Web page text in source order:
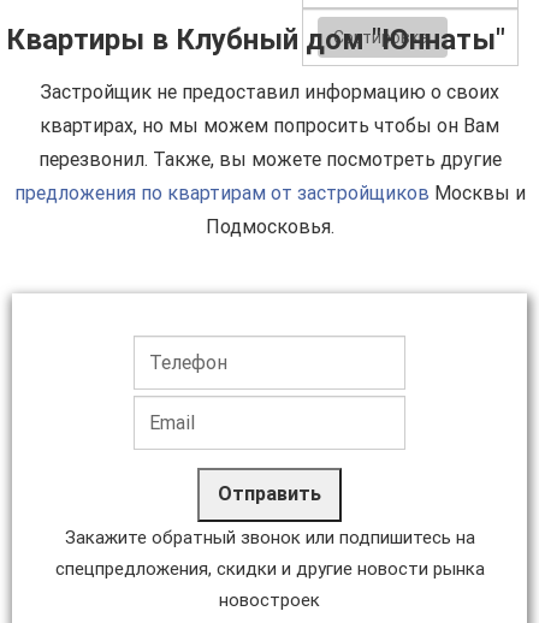
Сортировка
Квартиры в Клубный дом "Юннаты"
Застройщик не предоставил информацию о своих
квартирах, но мы можем попросить чтобы он Вам
перезвонил. Также, вы можете посмотреть другие
предложения по квартирам от застройщиков Москвы и
Подмосковья.
Отправить
Закажите обратный звонок или подпишитесь на
спецпредложения, скидки и другие новости рынка
новостроек